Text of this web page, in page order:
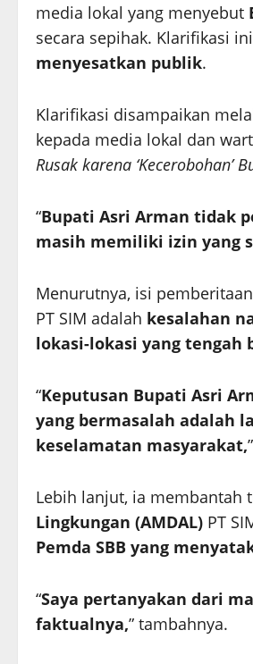
media lokal yang menyebut
secara sepihak. Klarifikasi
menyesatkan publik.
Klarifikasi disampaikan
kepada media lokal dan
Rusak karena ‘Kecerobohan’
“Bupati Asri Arman tidak
masih memiliki izin yang
Menurutnya, isi
PT SIM adalah kesalahan
lokasi-lokasi yang tengah
“Keputusan Bupati Asri
yang bermasalah adalah
keselamatan masyarakat,
Lebih lanjut, ia membantah
Lingkungan (AMDAL) PT
Pemda SBB yang
“Saya pertanyakan dari
faktualnya,” tambahnya.